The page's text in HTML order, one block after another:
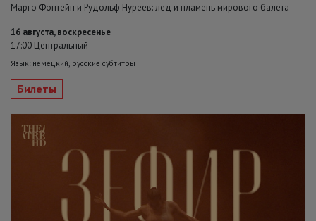
Марго Фонтейн и Рудольф Нуреев: лёд и пламень мирового балета
16 августа, воскресенье
17:00 Центральный
Язык: немецкий, русские субтитры
Билеты